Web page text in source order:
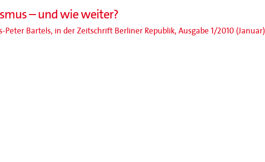
– und wie weiter?
Peter Bartels, in der Zeitschrift Berliner Republik, Ausgabe 1/2010 (Januar)